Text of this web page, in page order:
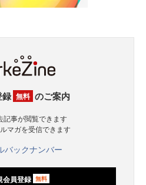
無料 のご案内
記事が閲覧できます
マガを受信できます
バックナンバー
会員登録 無料